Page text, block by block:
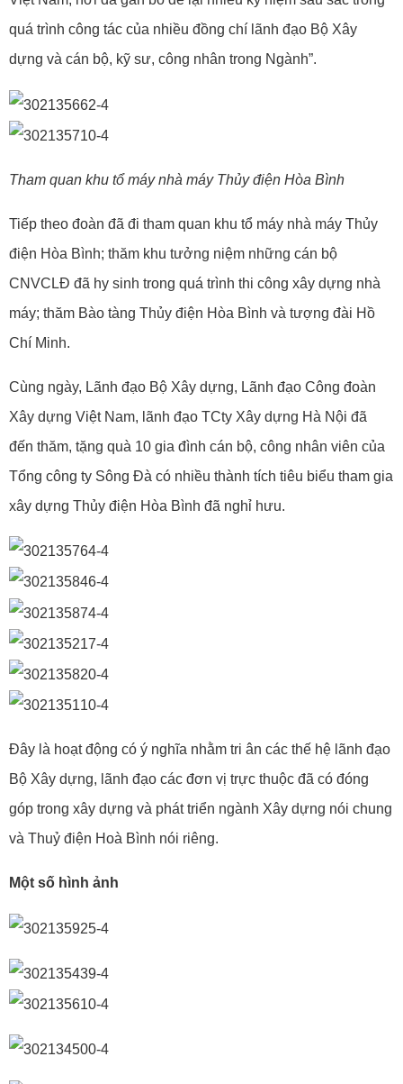
quá trình công tác của nhiều đồng chí lãnh đạo Bộ Xây
dựng và cán bộ, kỹ sư, công nhân trong Ngành”.
Tham quan khu tổ máy nhà máy Thủy điện Hòa Bình
Tiếp theo đoàn đã đi tham quan khu tổ máy nhà máy Thủy
điện Hòa Bình; thăm khu tưởng niệm những cán bộ
CNVCLĐ đã hy sinh trong quá trình thi công xây dựng nhà
máy; thăm Bào tàng Thủy điện Hòa Bình và tượng đài Hồ
Chí Minh.
Cùng ngày, Lãnh đạo Bộ Xây dựng, Lãnh đạo Công đoàn
Xây dựng Việt Nam, lãnh đạo TCty Xây dựng Hà Nội đã
đến thăm, tặng quà 10 gia đình cán bộ, công nhân viên của
Tổng công ty Sông Đà có nhiều thành tích tiêu biểu tham gia
xây dựng Thủy điện Hòa Bình đã nghỉ hưu.
Đây là hoạt động có ý nghĩa nhằm tri ân các thế hệ lãnh đạo
Bộ Xây dựng, lãnh đạo các đơn vị trực thuộc đã có đóng
góp trong xây dựng và phát triển ngành Xây dựng nói chung
và Thuỷ điện Hoà Bình nói riêng.
Một số hình ảnh